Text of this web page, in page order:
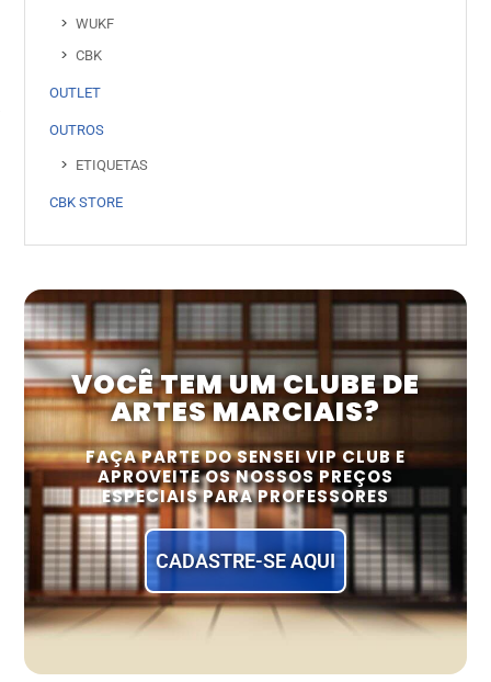
WUKF
CBK
OUTLET
OUTROS
ETIQUETAS
CBK STORE
VOCÊ TEM UM CLUBE DE
ARTES MARCIAIS?
FAÇA PARTE DO SENSEI VIP CLUB E
APROVEITE OS NOSSOS PREÇOS
ESPECIAIS PARA PROFESSORES
CADASTRE-SE AQUI